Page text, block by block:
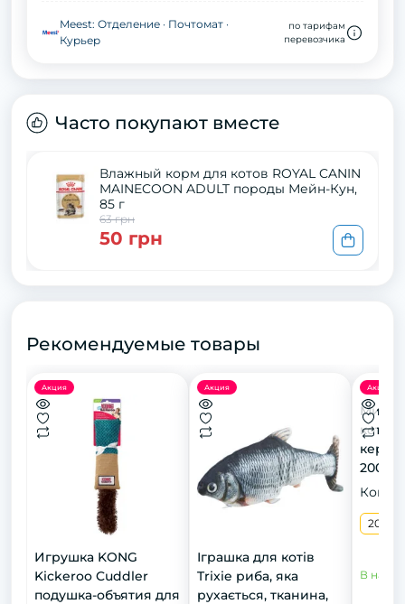
Meest: Отделение · Почтомат ·
Курьер
по тарифам
перевозчика
Часто покупают вместе
Влажный корм для котов ROYAL CANIN
MAINECOON ADULT породы Мейн-Кун,
85 г
63 грн
50 грн
Рекомендуемые товары
Акция
Игрушка KONG
Kickeroo Cuddler
подушка-объятия для
Акция
Іграшка для котів
Trixie риба, яка
рухається, тканина,
Акция
Миска
котів,
200 мл
200
В